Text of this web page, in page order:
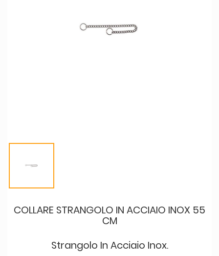
COLLARE STRANGOLO IN ACCIAIO INOX 55
CM
Strangolo In Acciaio Inox.